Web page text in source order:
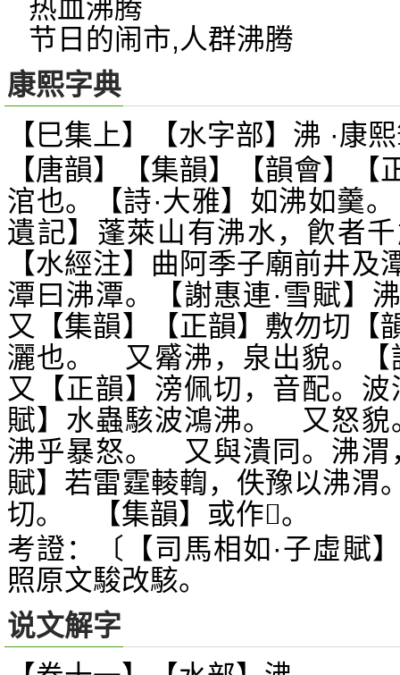
热血沸腾
节日的闹市,人群沸腾
康熙字典
【巳集上】【水字部】沸 ·康
【唐韻】【集韻】【韻會】【
涫也。【詩·大雅】如沸如羹
遺記】蓬萊山有沸水，飮者
【水經注】曲阿季子廟前井
潭曰沸潭。【謝惠連·雪賦
又【集韻】【正韻】敷勿切【
灑也。 又觱沸，泉出貌。
又【正韻】滂佩切，音配。
賦】水蟲駭波鴻沸。 又怒貌
沸乎暴怒。 又與潰同。沸渭
賦】若雷霆輘輷，佚豫以沸渭
切。 【集韻】或作𩰾。
考證：〔【司馬相如·子虛賦
照原文駿改駭。
说文解字